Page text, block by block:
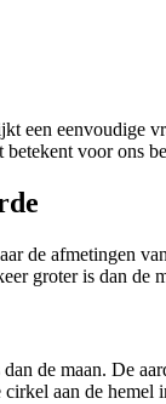
een
voor ons
de afmetingen
groter is dan de
de maan. De
aan de hemel